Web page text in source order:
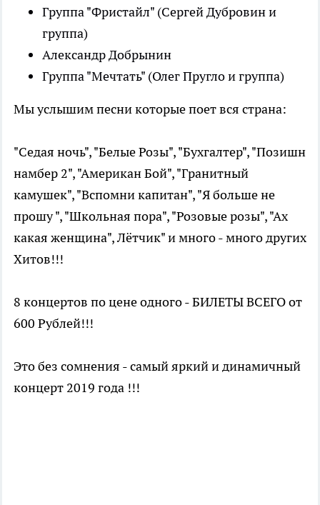
Группа "Фристайл" (Сергей Дубровин и
группа)
Александр Добрынин
Группа "Мечтать" (Олег Пругло и группа)
Мы услышим песни которые поет вся страна:
"Седая ночь", "Белые Розы", "Бухгалтер", "Позишн
намбер 2", "Американ Бой", "Гранитный
камушек", "Вспомни капитан", "Я больше не
прошу ", "Школьная пора", "Розовые розы", "Ах
какая женщина", Лётчик" и много - много других
Хитов!!!
8 концертов по цене одного - БИЛЕТЫ ВСЕГО от
600 Рублей!!!
Это без сомнения - самый яркий и динамичный
концерт 2019 года !!!